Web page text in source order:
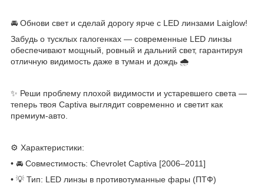
🚘 Обнови свет и сделай дорогу ярче с LED линзами Laiglow!
Забудь о тусклых галогенках — современные LED линзы
обеспечивают мощный, ровный и дальний свет, гарантируя
отличную видимость даже в туман и дождь 🌧️
✨ Реши проблему плохой видимости и устаревшего света —
теперь твоя Captiva выглядит современно и светит как
премиум-авто.
⚙️ Характеристики:
• 🚘 Совместимость: Chevrolet Captiva [2006–2011]
• 💡 Тип: LED линзы в противотуманные фары (ПТФ)